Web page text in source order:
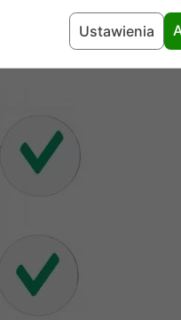
wyposażonymi w
Ustawienia